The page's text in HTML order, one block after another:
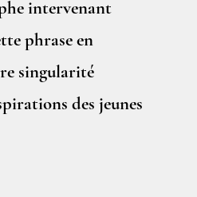
intervenant
phrase en
singularité
des jeunes